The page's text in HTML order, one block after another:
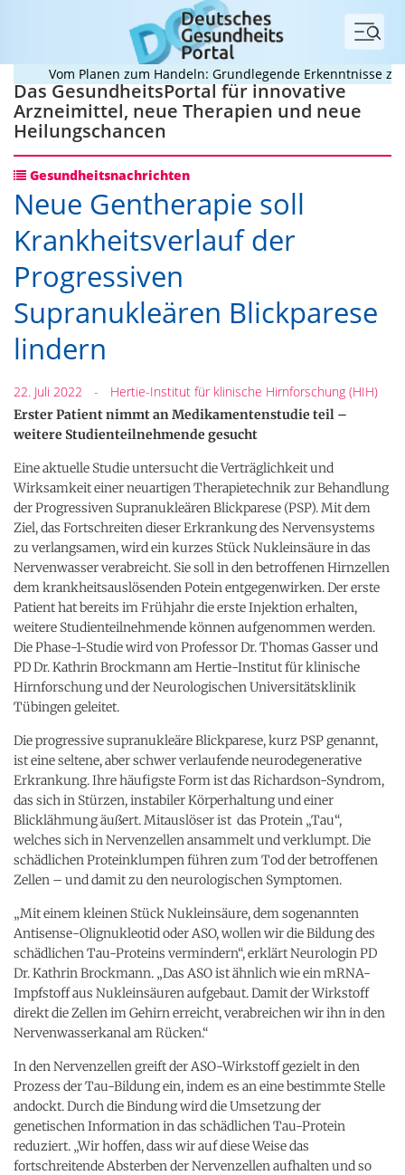
Menü
Vom Planen zum Handeln: Grundlegende Erkenntnisse zur
Das GesundheitsPortal für innovative
Arzneimittel, neue Therapien und neue
Heilungschancen
Gesundheitsnachrichten
Neue Gentherapie soll
Krankheitsverlauf der
Progressiven
Supranukleären Blickparese
lindern
22. Juli 2022 - Hertie-Institut für klinische Hirnforschung (HIH)
Erster Patient nimmt an Medikamentenstudie teil –
weitere Studienteilnehmende gesucht
Eine aktuelle Studie untersucht die Verträglichkeit und
Wirksamkeit einer neuartigen Therapietechnik zur Behandlung
der Progressiven Supranukleären Blickparese (PSP). Mit dem
Ziel, das Fortschreiten dieser Erkrankung des Nervensystems
zu verlangsamen, wird ein kurzes Stück Nukleinsäure in das
Nervenwasser verabreicht. Sie soll in den betroffenen Hirnzellen
dem krankheitsauslösenden Potein entgegenwirken. Der erste
Patient hat bereits im Frühjahr die erste Injektion erhalten,
weitere Studienteilnehmende können aufgenommen werden.
Die Phase-1-Studie wird von Professor Dr. Thomas Gasser und
PD Dr. Kathrin Brockmann am Hertie-Institut für klinische
Hirnforschung und der Neurologischen Universitätsklinik
Tübingen geleitet.
Die progressive supranukleäre Blickparese, kurz PSP genannt,
ist eine seltene, aber schwer verlaufende neurodegenerative
Erkrankung. Ihre häufigste Form ist das Richardson-Syndrom,
das sich in Stürzen, instabiler Körperhaltung und einer
Blicklähmung äußert. Mitauslöser ist das Protein „Tau“,
welches sich in Nervenzellen ansammelt und verklumpt. Die
schädlichen Proteinklumpen führen zum Tod der betroffenen
Zellen – und damit zu den neurologischen Symptomen.
„Mit einem kleinen Stück Nukleinsäure, dem sogenannten
Antisense-Olignukleotid oder ASO, wollen wir die Bildung des
schädlichen Tau-Proteins vermindern“, erklärt Neurologin PD
Dr. Kathrin Brockmann. „Das ASO ist ähnlich wie ein mRNA-
Impfstoff aus Nukleinsäuren aufgebaut. Damit der Wirkstoff
direkt die Zellen im Gehirn erreicht, verabreichen wir ihn in den
Nervenwasserkanal am Rücken.“
In den Nervenzellen greift der ASO-Wirkstoff gezielt in den
Prozess der Tau-Bildung ein, indem es an eine bestimmte Stelle
andockt. Durch die Bindung wird die Umsetzung der
genetischen Information in das schädlichen Tau-Protein
reduziert. „Wir hoffen, dass wir auf diese Weise das
fortschreitende Absterben der Nervenzellen aufhalten und so